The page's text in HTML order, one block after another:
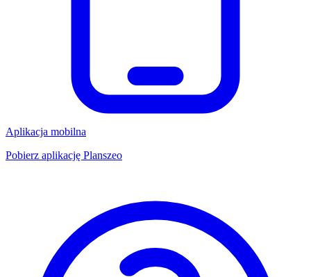
Aplikacja mobilna
Pobierz aplikację Planszeo